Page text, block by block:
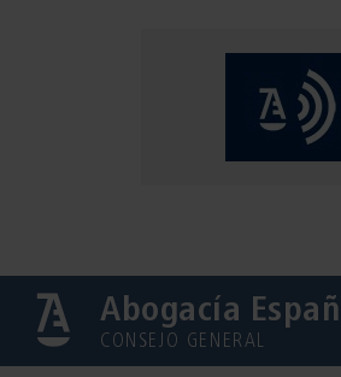
Abogacía
CONSEJO GENERAL